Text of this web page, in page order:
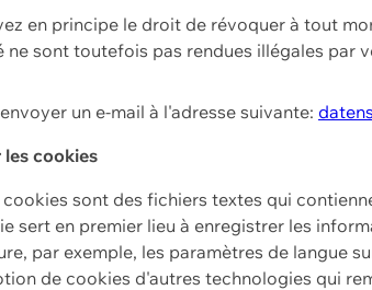
en principe le droit de révoquer à tout
ne sont toutefois pas rendues illégales par
un e-mail à l'adresse suivante:
cookies
sont des fichiers textes qui
sert en premier lieu à enregistrer les
par exemple, les paramètres de langue
de cookies d'autres technologies qui